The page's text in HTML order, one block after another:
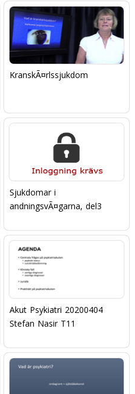
KranskÃ¤rlssjukdom
Sjukdomar i
andningsvÃ¤garna, del3
Akut Psykiatri 20200404
Stefan Nasir T11